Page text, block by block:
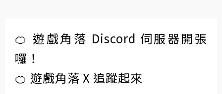
🍊 遊戲角落 Discord 伺服器開張
囉！
🍊 遊戲角落 X 追蹤起來